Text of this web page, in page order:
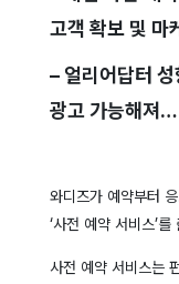
고객 확보 및 마
– 얼리어답터
광고 가능해져…
와디즈가 예약부터
‘사전 예약 서비스’
사전 예약 서비스는